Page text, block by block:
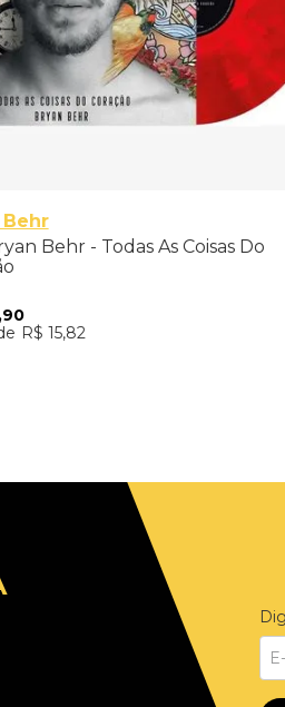
Behr - Todas As Coisas Do
,90
R$ 15,82